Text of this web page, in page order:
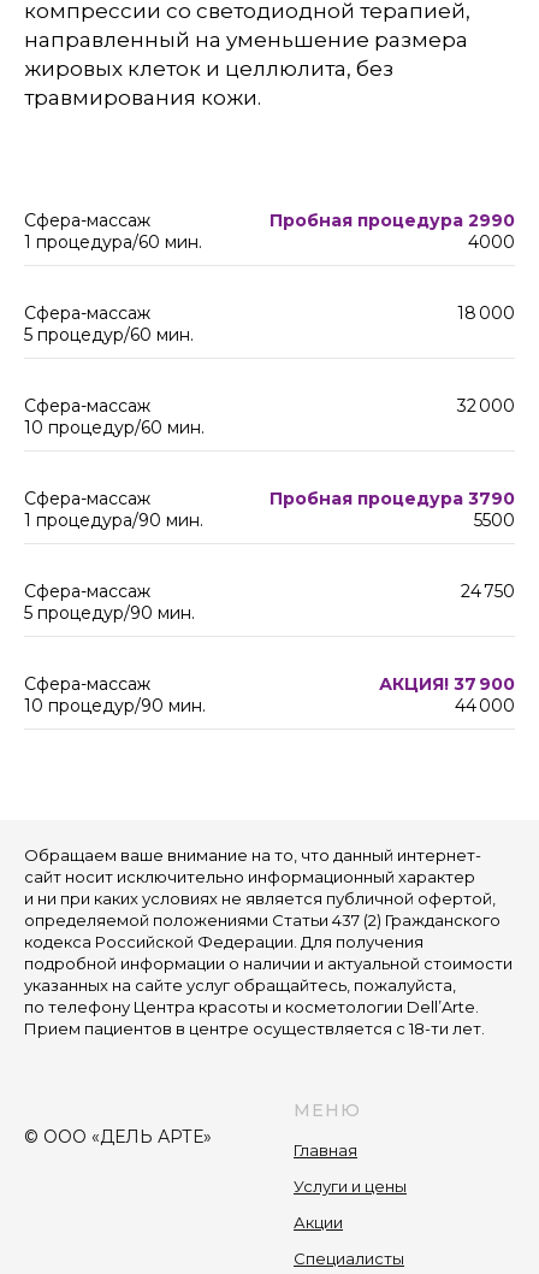
компрессии со светодиодной терапией,
направленный на уменьшение размера
жировых клеток и целлюлита, без
травмирования кожи.
Сфера-массаж
1 процедура/60 мин.
Пробная процедура 2990
4000
Сфера-массаж
5 процедур/60 мин.
18 000
Сфера-массаж
10 процедур/60 мин.
32 000
Сфера-массаж
1 процедура/90 мин.
Пробная процедура 3790
5500
Сфера-массаж
5 процедур/90 мин.
24 750
Сфера-массаж
10 процедур/90 мин.
АКЦИЯ! 37 900
44 000
Обращаем ваше внимание на то, что данный интернет-
сайт носит исключительно информационный характер
и ни при каких условиях не является публичной офертой,
определяемой положениями Статьи 437 (2) Гражданского
кодекса Российской Федерации. Для получения
подробной информации о наличии и актуальной стоимости
указанных на сайте услуг обращайтесь, пожалуйста,
по телефону Центра красоты и косметологии Dell’Arte.
Прием пациентов в центре осуществляется с 18-ти лет.
© ООО «ДЕЛЬ АРТЕ»
МЕНЮ
Главная
Услуги и цены
Акции
Специалисты